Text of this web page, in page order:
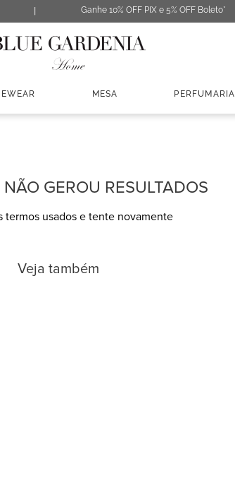
Ganhe 10% OFF PIX e 5% OFF Boleto*
MESA PERFUMARIA
GEROU RESULTADOS
termos usados e tente novamente
Veja também